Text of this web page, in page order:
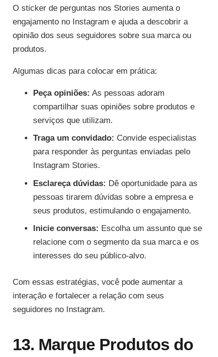
O sticker de perguntas nos Stories aumenta o
engajamento no Instagram e ajuda a descobrir a
opinião dos seus seguidores sobre sua marca ou
produtos.
Algumas dicas para colocar em prática:
Peça opiniões: As pessoas adoram
compartilhar suas opiniões sobre produtos e
serviços que utilizam.
Traga um convidado: Convide especialistas
para responder às perguntas enviadas pelo
Instagram Stories.
Esclareça dúvidas: Dê oportunidade para as
pessoas tirarem dúvidas sobre a empresa e
seus produtos, estimulando o engajamento.
Inicie conversas: Escolha um assunto que se
relacione com o segmento da sua marca e os
interesses do seu público-alvo.
Com essas estratégias, você pode aumentar a
interação e fortalecer a relação com seus
seguidores no Instagram.
13. Marque Produtos do